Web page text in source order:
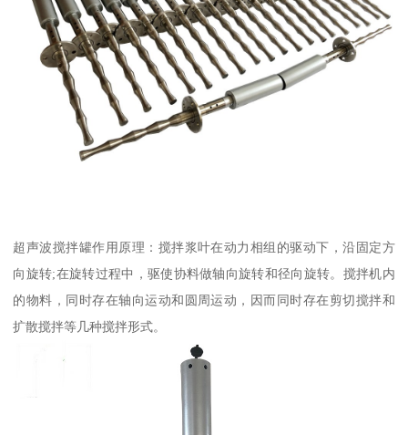
超声波搅拌罐作用原理：搅拌浆叶在动力相组的驱动下，沿固定方
向旋转;在旋转过程中，驱使协料做轴向旋转和径向旋转。搅拌机内
的物料，同时存在轴向运动和圆周运动，因而同时存在剪切搅拌和
扩散搅拌等几种搅拌形式。